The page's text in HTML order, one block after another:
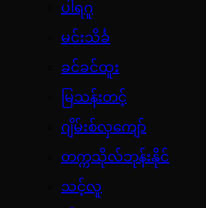
ပါရဂူ
မင်းသိင်္ခ
ခင်ခင်ထူး
မြသန်းတင့်
ဂျိမ်းစ်လှကျော်
တက္ကသိုလ်ဘုန်းနိုင်
သင့်လူ